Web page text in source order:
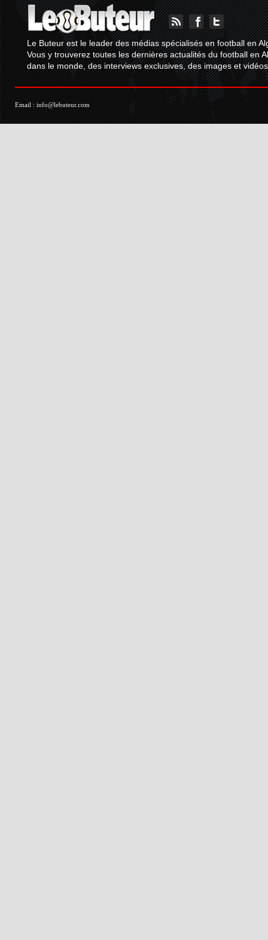
Le Buteur est le leader des médias spécialisés en football en
Vous y trouverez toutes les dernières actualités du football en
dans le monde, des interviews exclusives, des images et
Email : info@lebuteur.com